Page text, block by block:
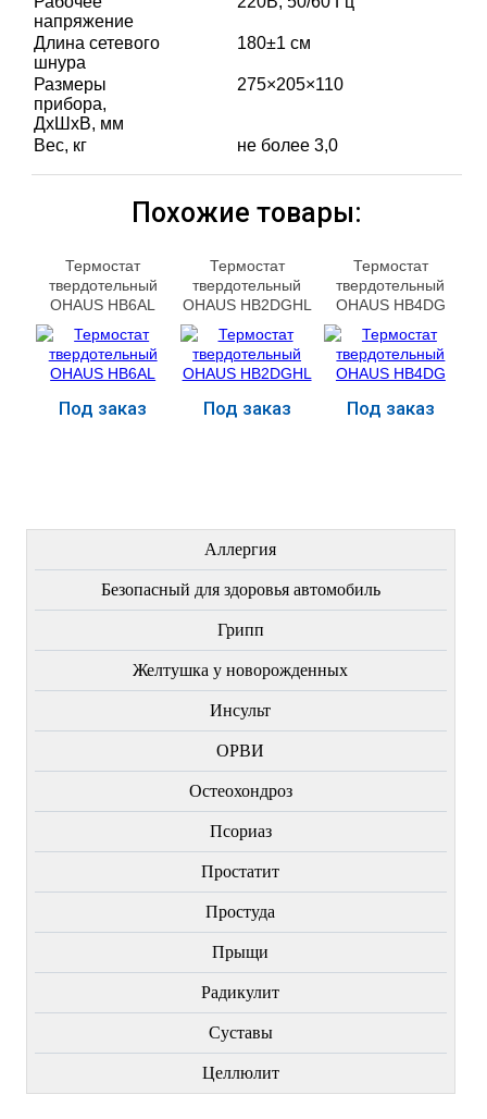
напряжение
Длина сетевого
шнура
180±1 см
Размеры
прибора,
ДхШхВ, мм
275×205×110
Вес, кг не более 3,0
Похожие товары:
Термостат
твердотельный
OHAUS HB6AL
Под заказ
Термостат
твердотельный
OHAUS HB2DGHL
Под заказ
Термостат
твердотельный
OHAUS HB4DG
Под заказ
Аллергия
Безопасный для здоровья автомобиль
Грипп
Желтушка у новорожденных
Инсульт
ОРВИ
Остеохондроз
Пcориаз
Простатит
Простуда
Прыщи
Радикулит
Суставы
Целлюлит